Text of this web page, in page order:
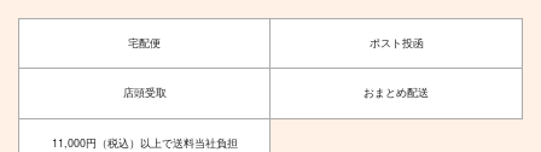
宅配便 ポスト投函
店頭受取 おまとめ配送
11,000円（税込）以上で送料当社負担